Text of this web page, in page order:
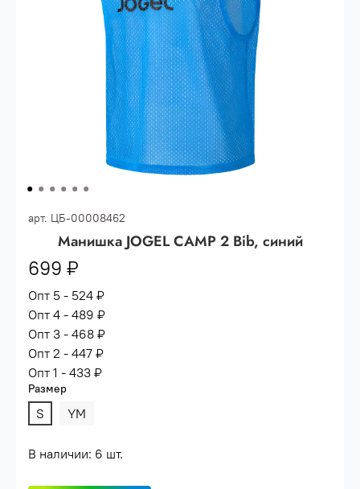
(36%)- сумма всех заказов за 6 месяцев
200.000 рублей.
(38%) -сумма всех заказов за 6 месяцев -
400.000 рублей.
арт. ЦБ-00008462
Манишка JOGEL CAMP 2 Bib, синий
699 ₽
Опт 5 - 524 ₽
Опт 4 - 489 ₽
Опт 3 - 468 ₽
Опт 2 - 447 ₽
Опт 1 - 433 ₽
Размер
S YM
В наличии: 6 шт.